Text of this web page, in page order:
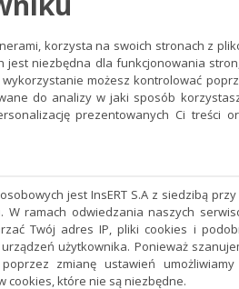
jako Firmę.
korzysta na swoich stronach z
jest niezbędna dla funkcjonowania
możesz kontrolować
do analizy w jaki sposób
prezentowanych Ci treści
jest InsERT S.A z siedzibą przy
W ramach odwiedzania naszych
Twój adres IP, pliki cookies i
użytkownika. Ponieważ
zmianę ustawień umożliwiamy
cookies, które nie są niezbędne.